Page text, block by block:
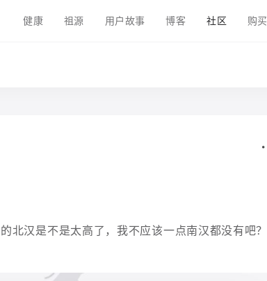
健康 祖源 用户故事 博客 社区 购买
北汉是不是太高了，我不应该一点南汉都没有吧？